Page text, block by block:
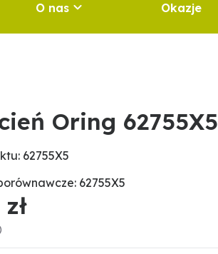
O nas Okazje
Oring 62755X5
62755X5
62755X5